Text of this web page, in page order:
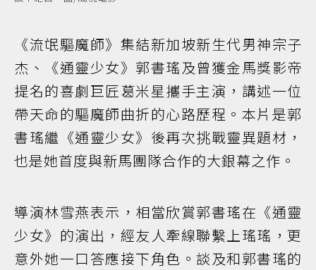
《流氓驅魔師》集結新加坡新生代男神宗子
杰、《通靈少女》郭書瑤及曾獲金馬獎影帝
提名的喜劇巨匠葛米星攜手主演，講述一位
帶天命的驅魔師曲折的心路歷程。本片是郭
書瑤繼《通靈少女》後再次挑戰靈異題材，
也是她首度與新馬團隊合作的大銀幕之作。
導演林雪燕表示，相當欣賞郭書瑤在《通靈
少女》的演出，經友人牽線聯繫上瑤瑤，更
意外她一口答應接下角色。談及和郭書瑤的